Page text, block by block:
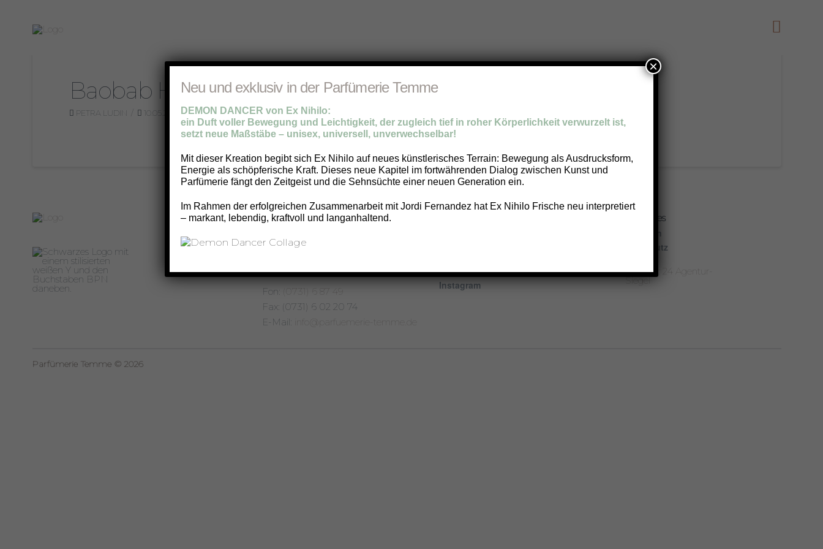
Baobab Homespa
PETRA LUDIN 10.05.2026 B, PARFÜM-MARKE
Kontakt
Münsterplatz 33
Fon:
(0731) 6 87 49
Fax: (0731) 6 02 20 74
E-Mail:
info@parfuemerie-temme.de
Social
Instagram
Rechtliches
Impressum
Datenschutz
Parfümerie Temme © 2026
Neu und exklusiv in der Parfümerie Temme
DEMON DANCER von Ex Nihilo:
ein Duft voller Bewegung und Leichtigkeit, der zugleich tief in roher Körperlichkeit verwurzelt ist,
setzt neue Maßstäbe – unisex, universell, unverwechselbar!
Mit dieser Kreation begibt sich Ex Nihilo auf neues künstlerisches Terrain: Bewegung als Ausdrucksform,
Energie als schöpferische Kraft. Dieses neue Kapitel im fortwährenden Dialog zwischen Kunst und
Parfümerie fängt den Zeitgeist und die Sehnsüchte einer neuen Generation ein.
Im Rahmen der erfolgreichen Zusammenarbeit mit Jordi Fernandez hat Ex Nihilo Frische neu interpretiert
– markant, lebendig, kraftvoll und langanhaltend.
×